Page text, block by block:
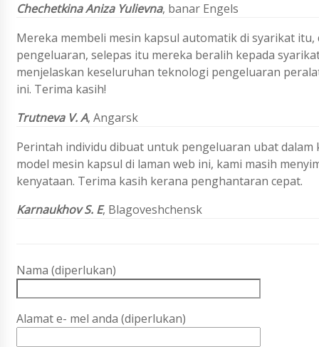
Chechetkina Aniza Yulievna, banar Engels
Mereka membeli mesin kapsul automatik di syarikat
pengeluaran, selepas itu mereka beralih kepada
menjelaskan keseluruhan teknologi pengeluaran
ini. Terima kasih!
Trutneva V. A, Angarsk
Perintah individu dibuat untuk pengeluaran ubat
model mesin kapsul di laman web ini, kami masih
kenyataan. Terima kasih kerana penghantaran cepat.
Karnaukhov S. E, Blagoveshchensk
Nama (diperlukan)
Alamat e- mel anda (diperlukan)